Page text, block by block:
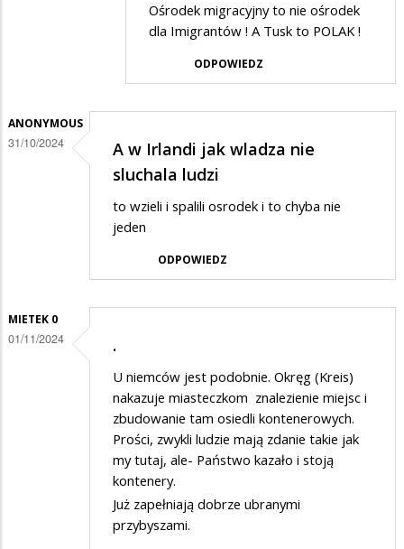
odpowiedzi
przynajmniej
piszecie?
Ośrodek migracyjny to nie ośrodek
dla Imigrantów ! A Tusk to POLAK !
ODPOWIEDZ
ANONYMOUS
31/10/2024
A w Irlandi jak wladza nie
sluchala ludzi
to wzieli i spalili osrodek i to chyba nie
jeden
ODPOWIEDZ
MIETEK 0
01/11/2024 .
U niemców jest podobnie. Okręg (Kreis)
nakazuje miasteczkom znalezienie miejsc i
zbudowanie tam osiedli kontenerowych.
Prości, zwykli ludzie mają zdanie takie jak
my tutaj, ale- Państwo kazało i stoją
kontenery.
Już zapełniają dobrze ubranymi
przybyszami.